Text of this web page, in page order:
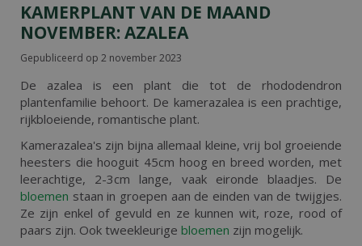
KAMERPLANT VAN DE MAAND
NOVEMBER: AZALEA
Gepubliceerd op 2 november 2023
De azalea is een plant die tot de rhododendron
plantenfamilie behoort. De kamerazalea is een prachtige,
rijkbloeiende, romantische plant.
Kamerazalea's zijn bijna allemaal kleine, vrij bol groeiende
heesters die hooguit 45cm hoog en breed worden, met
leerachtige, 2-3cm lange, vaak eironde blaadjes. De
bloemen staan in groepen aan de einden van de twijgjes.
Ze zijn enkel of gevuld en ze kunnen wit, roze, rood of
paars zijn. Ook tweekleurige bloemen zijn mogelijk.